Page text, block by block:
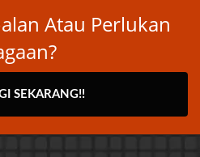
Atau Perlukan
SEKARANG!!